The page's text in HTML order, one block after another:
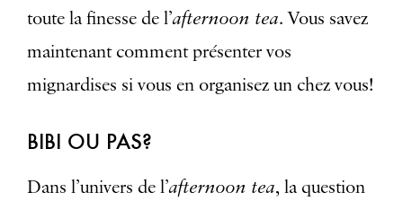
toute la finesse de l’afternoon tea. Vous savez
maintenant comment présenter vos
mignardises si vous en organisez un chez vous!
BIBI OU PAS?
Dans l’univers de l’afternoon tea, la question